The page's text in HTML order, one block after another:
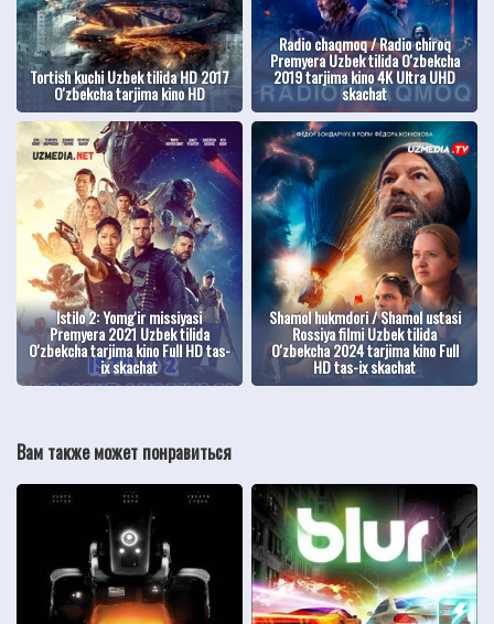
Tortish kuchi Uzbek tilida HD 2017
O'zbekcha tarjima kino HD
Radio chaqmoq / Radio chiroq
Premyera Uzbek tilida O'zbekcha
2019 tarjima kino 4K Ultra UHD
skachat
Istilo 2: Yomg'ir missiyasi
Premyera 2021 Uzbek tilida
O'zbekcha tarjima kino Full HD tas-
ix skachat
Shamol hukmdori / Shamol ustasi
Rossiya filmi Uzbek tilida
O'zbekcha 2024 tarjima kino Full
HD tas-ix skachat
Вам также может понравиться